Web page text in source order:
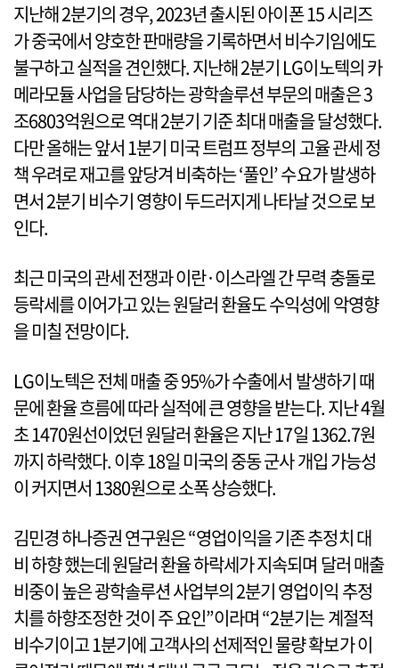
지난해 2분기의 경우, 2023년 출시된 아이폰 15 시리즈
가 중국에서 양호한 판매량을 기록하면서 비수기임에도
불구하고 실적을 견인했다. 지난해 2분기 LG이노텍의 카
메라모듈 사업을 담당하는 광학솔루션 부문의 매출은 3
조6803억원으로 역대 2분기 기준 최대 매출을 달성했다.
다만 올해는 앞서 1분기 미국 트럼프 정부의 고율 관세 정
책 우려로 재고를 앞당겨 비축하는 ‘풀인’ 수요가 발생하
면서 2분기 비수기 영향이 두드러지게 나타날 것으로 보
인다.
최근 미국의 관세 전쟁과 이란·이스라엘 간 무력 충돌로
등락세를 이어가고 있는 원달러 환율도 수익성에 악영향
을 미칠 전망이다.
LG이노텍은 전체 매출 중 95%가 수출에서 발생하기 때
문에 환율 흐름에 따라 실적에 큰 영향을 받는다. 지난 4월
초 1470원선이었던 원달러 환율은 지난 17일 1362.7원
까지 하락했다. 이후 18일 미국의 중동 군사 개입 가능성
이 커지면서 1380원으로 소폭 상승했다.
김민경 하나증권 연구원은 “영업이익을 기존 추정치 대
비 하향 했는데 원달러 환율 하락세가 지속되며 달러 매출
비중이 높은 광학솔루션 사업부의 2분기 영업이익 추정
치를 하향조정한 것이 주 요인”이라며 “2분기는 계절적
비수기이고 1분기에 고객사의 선제적인 물량 확보가 이